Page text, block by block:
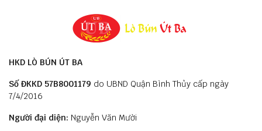
HKD LÒ BÚN ÚT BA
Số ĐKKD 57B8001179 do UBND Quận Bình Thủy cấp ngày
7/4/2016
Người đại diện: Nguyễn Văn Mười